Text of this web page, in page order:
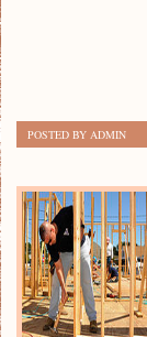
POSTED BY ADMIN